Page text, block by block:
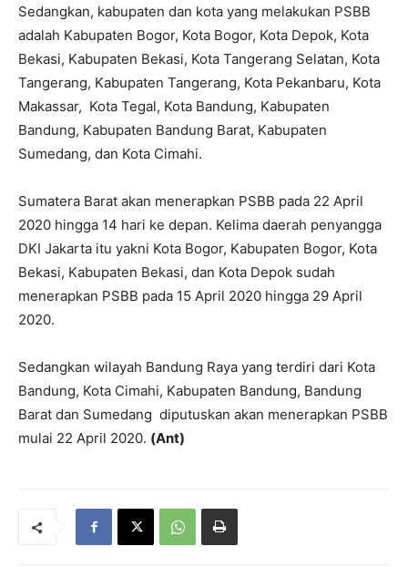
Sedangkan, kabupaten dan kota yang melakukan PSBB
adalah Kabupaten Bogor, Kota Bogor, Kota Depok, Kota
Bekasi, Kabupaten Bekasi, Kota Tangerang Selatan, Kota
Tangerang, Kabupaten Tangerang, Kota Pekanbaru, Kota
Makassar, Kota Tegal, Kota Bandung, Kabupaten
Bandung, Kabupaten Bandung Barat, Kabupaten
Sumedang, dan Kota Cimahi.
Sumatera Barat akan menerapkan PSBB pada 22 April
2020 hingga 14 hari ke depan. Kelima daerah penyangga
DKI Jakarta itu yakni Kota Bogor, Kabupaten Bogor, Kota
Bekasi, Kabupaten Bekasi, dan Kota Depok sudah
menerapkan PSBB pada 15 April 2020 hingga 29 April
2020.
Sedangkan wilayah Bandung Raya yang terdiri dari Kota
Bandung, Kota Cimahi, Kabupaten Bandung, Bandung
Barat dan Sumedang diputuskan akan menerapkan PSBB
mulai 22 April 2020. (Ant)